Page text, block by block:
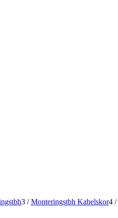
3 / Monteringstbh Kabelskor4 /